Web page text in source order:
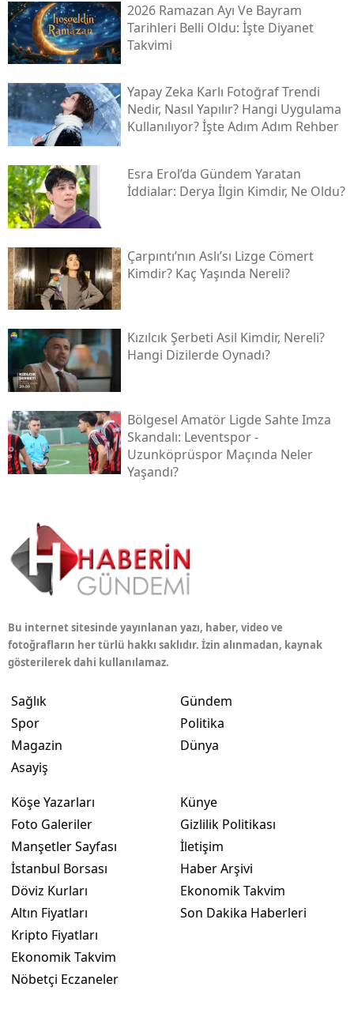
2026 Ramazan Ayı Ve Bayram
Tarihleri Belli Oldu: İşte Diyanet
Takvimi
Yapay Zeka Karlı Fotoğraf Trendi
Nedir, Nasıl Yapılır? Hangi Uygulama
Kullanılıyor? İşte Adım Adım Rehber
Esra Erol’da Gündem Yaratan
İddialar: Derya İlgin Kimdir, Ne Oldu?
Çarpıntı’nın Aslı’sı Lizge Cömert
Kimdir? Kaç Yaşında Nereli?
Kızılcık Şerbeti Asil Kimdir, Nereli?
Hangi Dizilerde Oynadı?
Bölgesel Amatör Ligde Sahte Imza
Skandalı: Leventspor -
Uzunköprüspor Maçında Neler
Yaşandı?
Bu internet sitesinde yayınlanan yazı, haber, video ve
fotoğrafların her türlü hakkı saklıdır. İzin alınmadan, kaynak
gösterilerek dahi kullanılamaz.
Sağlık
Spor
Magazin
Asayiş
Gündem
Politika
Dünya
Köşe Yazarları
Foto Galeriler
Manşetler Sayfası
İstanbul Borsası
Döviz Kurları
Altın Fiyatları
Kripto Fiyatları
Ekonomik Takvim
Nöbetçi Eczaneler
Künye
Gizlilik Politikası
İletişim
Haber Arşivi
Ekonomik Takvim
Son Dakika Haberleri